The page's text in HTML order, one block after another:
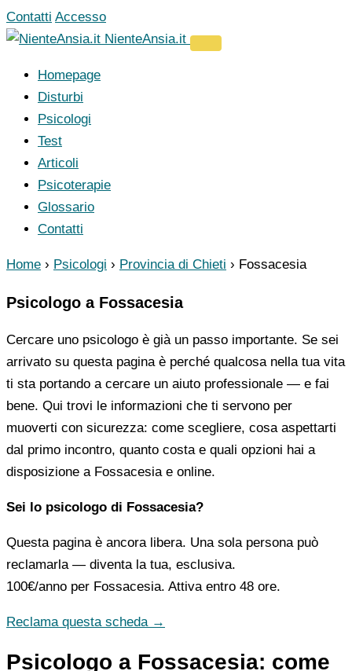
Vai
al
Contatti Accesso
NienteAnsia.it
Homepage
Disturbi
Psicologi
Test
Articoli
Psicoterapie
Glossario
Contatti
Home › Psicologi › Provincia di Chieti › Fossacesia
Psicologo a Fossacesia
Cercare uno psicologo è già un passo importante. Se sei
arrivato su questa pagina è perché qualcosa nella tua vita
ti sta portando a cercare un aiuto professionale — e fai
bene. Qui trovi le informazioni che ti servono per
muoverti con sicurezza: come scegliere, cosa aspettarti
dal primo incontro, quanto costa e quali opzioni hai a
disposizione a Fossacesia e online.
Sei lo psicologo di Fossacesia?
Questa pagina è ancora libera. Una sola persona può
reclamarla — diventa la tua, esclusiva.
100€/anno per Fossacesia. Attiva entro 48 ore.
Reclama questa scheda →
Psicologo a Fossacesia: come